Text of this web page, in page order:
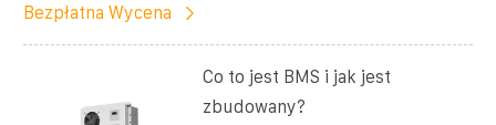
Bezpłatna Wycena
Co to jest BMS i jak jest
zbudowany?